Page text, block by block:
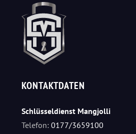
KONTAKTDATEN
Schlüsseldienst Mangjolli
Telefon: 0177/3659100